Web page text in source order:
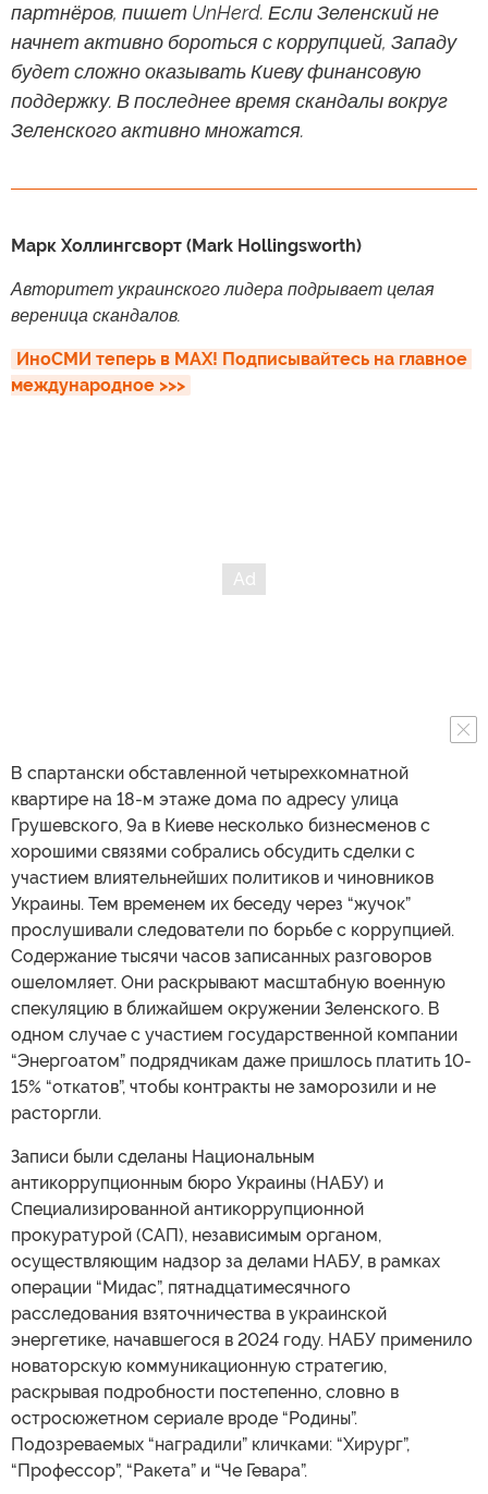
партнёров, пишет UnHerd. Если Зеленский не
начнет активно бороться с коррупцией, Западу
будет сложно оказывать Киеву финансовую
поддержку. В последнее время скандалы вокруг
Зеленского активно множатся.
Марк Холлингсворт (Mark Hollingsworth)
Авторитет украинского лидера подрывает целая
вереница скандалов.
ИноСМИ теперь в MAX! Подписывайтесь на главное
международное >>>
В спартански обставленной четырехкомнатной
квартире на 18-м этаже дома по адресу улица
Грушевского, 9а в Киеве несколько бизнесменов с
хорошими связями собрались обсудить сделки с
участием влиятельнейших политиков и чиновников
Украины. Тем временем их беседу через “жучок”
прослушивали следователи по борьбе с коррупцией.
Содержание тысячи часов записанных разговоров
ошеломляет. Они раскрывают масштабную военную
спекуляцию в ближайшем окружении Зеленского. В
одном случае с участием государственной компании
“Энергоатом” подрядчикам даже пришлось платить 10-
15% “откатов”, чтобы контракты не заморозили и не
расторгли.
Записи были сделаны Национальным
антикоррупционным бюро Украины (НАБУ) и
Специализированной антикоррупционной
прокуратурой (САП), независимым органом,
осуществляющим надзор за делами НАБУ, в рамках
операции “Мидас”, пятнадцатимесячного
расследования взяточничества в украинской
энергетике, начавшегося в 2024 году. НАБУ применило
новаторскую коммуникационную стратегию,
раскрывая подробности постепенно, словно в
остросюжетном сериале вроде “Родины”.
Подозреваемых “наградили” кличками: “Хирург”,
“Профессор”, “Ракета” и “Че Гевара”.